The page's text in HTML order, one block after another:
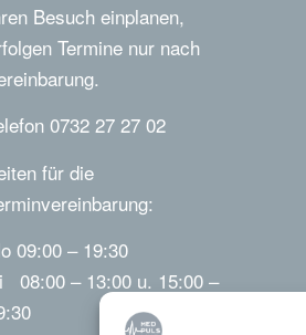
Besuch einplanen,
Termine nur nach
0732 27 27 02
für die
09:00 – 19:30
08:00 – 13:00 u. 15:00 –